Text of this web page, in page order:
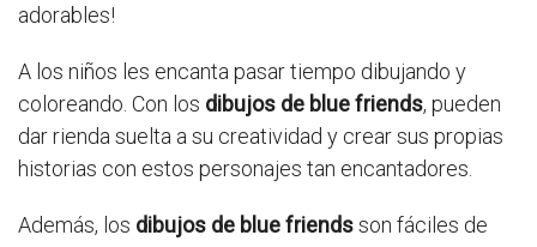
adorables!
A los niños les encanta pasar tiempo dibujando y
coloreando. Con los dibujos de blue friends, pueden
dar rienda suelta a su creatividad y crear sus propias
historias con estos personajes tan encantadores.
Además, los dibujos de blue friendsson fáciles de